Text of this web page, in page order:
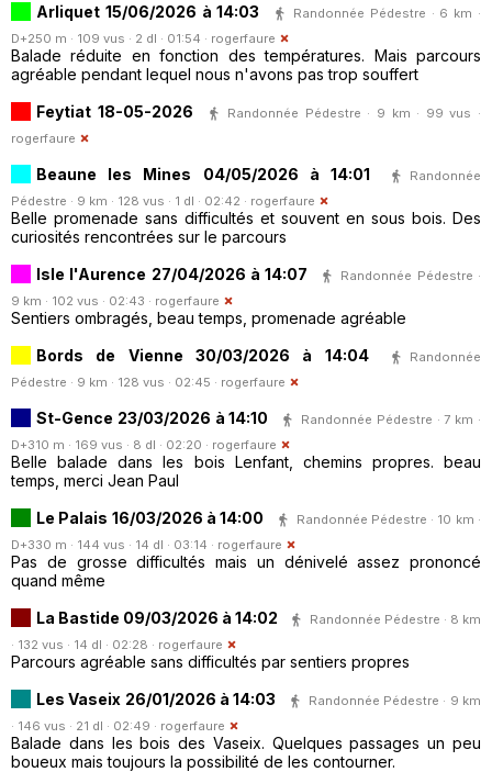
Arliquet 15/06/2026 à 14:03
Randonnée Pédestre · 6 km ·
D+250 m · 109 vus · 2 dl · 01:54 · rogerfaure
Balade réduite en fonction des températures. Mais parcours
agréable pendant lequel nous n'avons pas trop souffert
Feytiat 18-05-2026
Randonnée Pédestre · 9 km · 99 vus ·
rogerfaure
Beaune les Mines 04/05/2026 à 14:01
Randonnée
Pédestre · 9 km · 128 vus · 1 dl · 02:42 · rogerfaure
Belle promenade sans difficultés et souvent en sous bois. Des
curiosités rencontrées sur le parcours
Isle l'Aurence 27/04/2026 à 14:07
Randonnée Pédestre ·
9 km · 102 vus · 02:43 · rogerfaure
Sentiers ombragés, beau temps, promenade agréable
Bords de Vienne 30/03/2026 à 14:04
Randonnée
Pédestre · 9 km · 128 vus · 02:45 · rogerfaure
St-Gence 23/03/2026 à 14:10
Randonnée Pédestre · 7 km ·
D+310 m · 169 vus · 8 dl · 02:20 · rogerfaure
Belle balade dans les bois Lenfant, chemins propres. beau
temps, merci Jean Paul
Le Palais 16/03/2026 à 14:00
Randonnée Pédestre · 10 km ·
D+330 m · 144 vus · 14 dl · 03:14 · rogerfaure
Pas de grosse difficultés mais un dénivelé assez prononcé
quand même
La Bastide 09/03/2026 à 14:02
Randonnée Pédestre · 8 km
· 132 vus · 14 dl · 02:28 · rogerfaure
Parcours agréable sans difficultés par sentiers propres
Les Vaseix 26/01/2026 à 14:03
Randonnée Pédestre · 9 km
· 146 vus · 21 dl · 02:49 · rogerfaure
Balade dans les bois des Vaseix. Quelques passages un peu
boueux mais toujours la possibilité de les contourner.